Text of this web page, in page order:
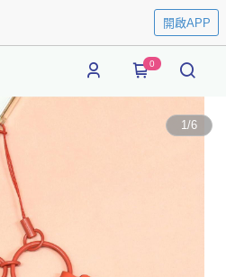
開啟APP
0
1/6